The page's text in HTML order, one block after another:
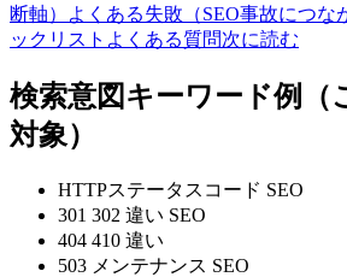
断軸）
よくある失敗（SEO事故につな
ックリスト よくある質問次に読む
検索意図キーワード例（
対象）
HTTPステータスコード SEO
301 302 違い SEO
404 410 違い
503 メンテナンス SEO